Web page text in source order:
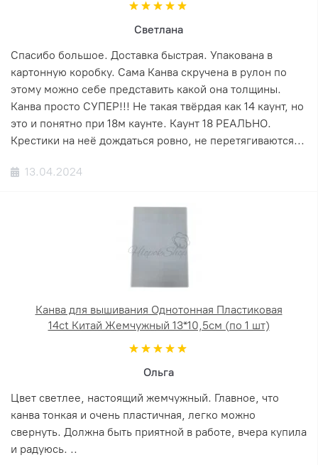
Светлана
Спасибо большое. Доставка быстрая. Упакована в
картонную коробку. Сама Канва скручена в рулон по
этому можно себе представить какой она толщины.
Канва просто СУПЕР!!! Не такая твёрдая как 14 каунт, но
это и понятно при 18м каунте. Каунт 18 РЕАЛЬНО.
Крестики на неё дождаться ровно, не перетягиваются...
13.04.2024
Канва для вышивания Однотонная Пластиковая
14ct Китай Жемчужный 13*10,5см (по 1 шт)
Ольга
Цвет светлее, настоящий жемчужный. Главное, что
канва тонкая и очень пластичная, легко можно
свернуть. Должна быть приятной в работе, вчера купила
и радуюсь. ..